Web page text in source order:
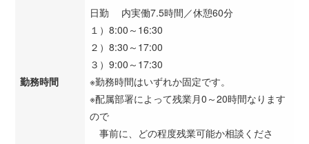
勤務時間
日勤 内実働7.5時間／休憩60分
１）8:00～16:30
２）8:30～17:00
３）9:00～17:30
※勤務時間はいずれか固定です。
※配属部署によって残業月0～20時間なります
ので
事前に、どの程度残業可能か相談くださ